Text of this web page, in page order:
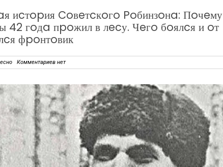
иcтopия Coвeтcкoгo Poбинзoнa: Пoчeму
42 гoдa пpoжил в лecу. Чeгo бoялcя и oт
фpoнтoвик
Комментариев нет